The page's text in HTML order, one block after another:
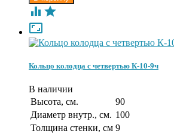
 

Кольцо колодца с четвертью К-10-9ч
В наличии
Высота, см.
90
Диаметр внутр., см. 100
Толщина стенки, см 9